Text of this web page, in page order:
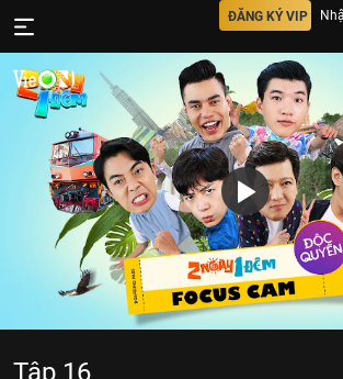
ĐĂNG KÝ VIP
Tập 16